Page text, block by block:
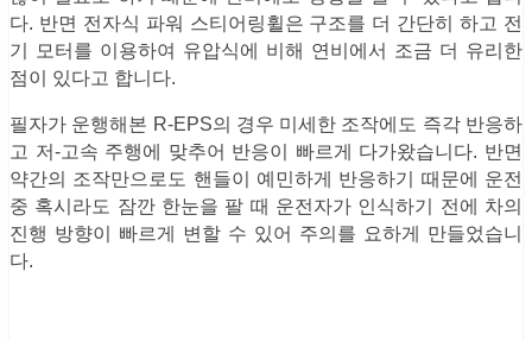
다. 반면 전자식 파워 스티어링휠은 구조를 더 간단히 하고 전
기 모터를 이용하여 유압식에 비해 연비에서 조금 더 유리한
점이 있다고 합니다.
필자가 운행해본 R-EPS의 경우 미세한 조작에도 즉각 반응하
고 저-고속 주행에 맞추어 반응이 빠르게 다가왔습니다. 반면
약간의 조작만으로도 핸들이 예민하게 반응하기 때문에 운전
중 혹시라도 잠깐 한눈을 팔 때 운전자가 인식하기 전에 차의
진행 방향이 빠르게 변할 수 있어 주의를 요하게 만들었습니
다.